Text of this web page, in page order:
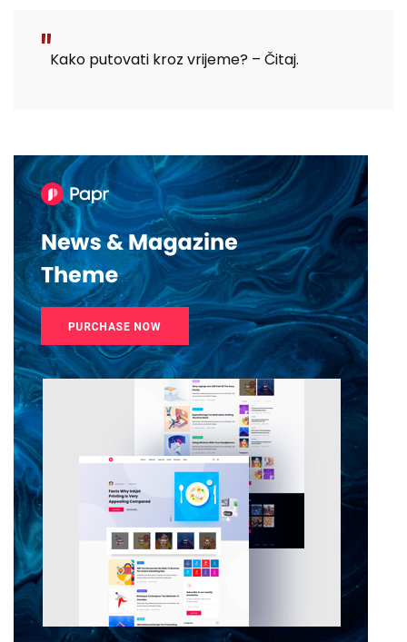
Kako putovati kroz vrijeme? – Čitaj.